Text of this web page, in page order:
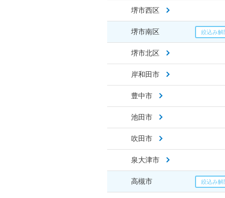
堺市西区
堺市南区
堺市北区
岸和田市
豊中市
池田市
吹田市
泉大津市
高槻市